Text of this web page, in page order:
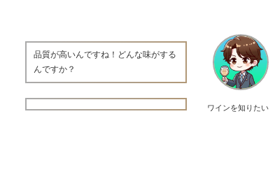
ワインを知りたい
品質が高いんですね！どんな味がする
んですか？